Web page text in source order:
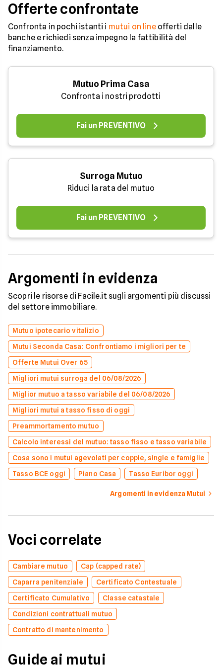
Offerte confrontate
Confronta in pochi istanti i mutui on lineofferti dalle
banche e richiedi senza impegno la fattibilità del
finanziamento.
Mutuo Prima Casa
Confronta i nostri prodotti
Fai un PREVENTIVO
Surroga Mutuo
Riduci la rata del mutuo
Fai un PREVENTIVO
Argomenti in evidenza
Scopri le risorse di Facile.it sugli argomenti più discussi
del settore immobiliare.
Mutuo ipotecario vitalizio
Mutui Seconda Casa: Confrontiamo i migliori per te
Offerte Mutui Over 65
Migliori mutui surroga del 06/08/2026
Miglior mutuo a tasso variabile del 06/08/2026
Migliori mutui a tasso fisso di oggi
Preammortamento mutuo
Calcolo interessi del mutuo: tasso fisso e tasso variabile
Cosa sono i mutui agevolati per coppie, single e famiglie
Tasso BCE oggi
Piano Casa Tasso Euribor oggi
Argomenti in evidenza Mutui
Voci correlate
Cambiare mutuo
Cap (capped rate)
Caparra penitenziale
Certificato Contestuale
Certificato Cumulativo
Classe catastale
Condizioni contrattuali mutuo
Contratto di mantenimento
Guide ai mutui